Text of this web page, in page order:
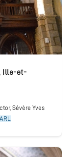
Ille-et-
Sévère Yves